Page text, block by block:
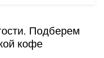
Подберем
кофе